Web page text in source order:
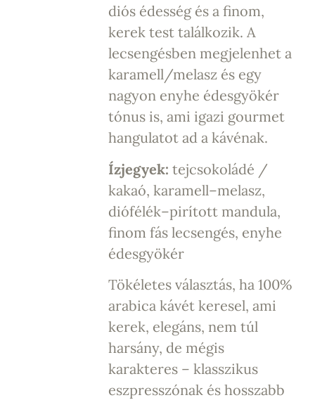
diós édesség és a finom,
kerek test találkozik. A
lecsengésben megjelenhet a
karamell/melasz és egy
nagyon enyhe édesgyökér
tónus is, ami igazi gourmet
hangulatot ad a kávénak.
Ízjegyek: tejcsokoládé /
kakaó, karamell–melasz,
diófélék–pirított mandula,
finom fás lecsengés, enyhe
édesgyökér
Tökéletes választás, ha 100%
arabica kávét keresel, ami
kerek, elegáns, nem túl
harsány, de mégis
karakteres – klasszikus
eszpresszónak és hosszabb